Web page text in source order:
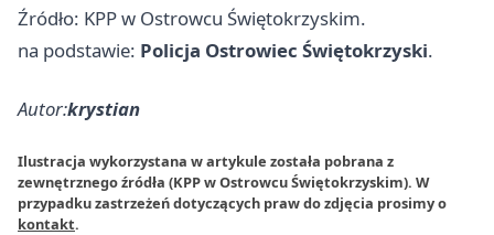
Źródło: KPP w Ostrowcu Świętokrzyskim.
na podstawie: Policja Ostrowiec Świętokrzyski.
Autor:krystian
Ilustracja wykorzystana w artykule została pobrana z
zewnętrznego źródła (KPP w Ostrowcu Świętokrzyskim). W
przypadku zastrzeżeń dotyczących praw do zdjęcia prosimy o
kontakt.